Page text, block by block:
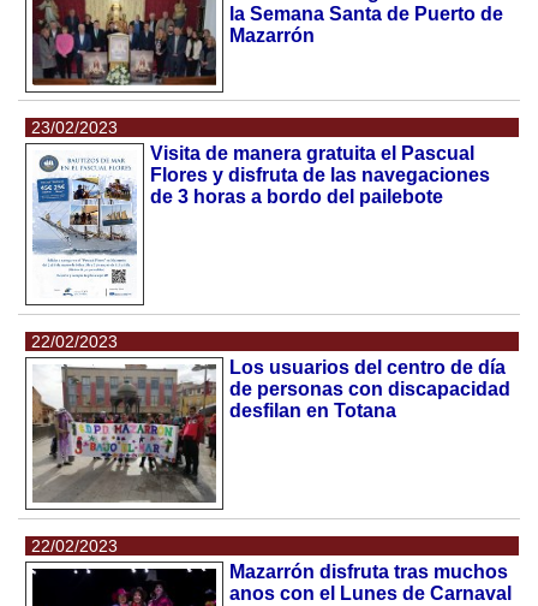
la Semana Santa de Puerto de
Mazarrón
23/02/2023
Visita de manera gratuita el Pascual
Flores y disfruta de las navegaciones
de 3 horas a bordo del pailebote
22/02/2023
Los usuarios del centro de día
de personas con discapacidad
desfilan en Totana
22/02/2023
Mazarrón disfruta tras muchos
anos con el Lunes de Carnaval